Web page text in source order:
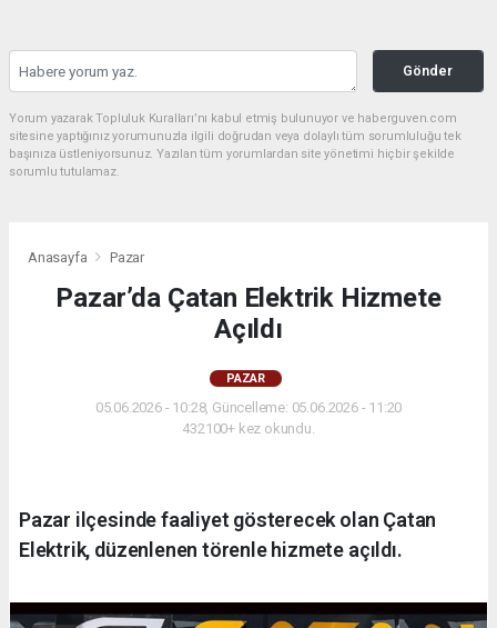
Gönder
Yorum yazarak Topluluk Kuralları’nı kabul etmiş bulunuyor ve haberguven.com
sitesine yaptığınız yorumunuzla ilgili doğrudan veya dolaylı tüm sorumluluğu tek
başınıza üstleniyorsunuz. Yazılan tüm yorumlardan site yönetimi hiçbir şekilde
sorumlu tutulamaz.
Anasayfa Pazar
Pazar’da Çatan Elektrik Hizmete
Açıldı
PAZAR
05.06.2026 - 10:28, Güncelleme: 05.06.2026 - 11:20
432100+ kez okundu.
Pazar ilçesinde faaliyet gösterecek olan Çatan
Elektrik, düzenlenen törenle hizmete açıldı.